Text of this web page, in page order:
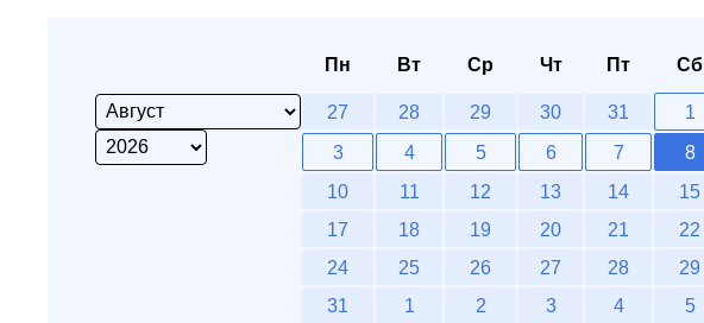
Пн Вт Ср Чт Пт Сб
27 28 29 30 31 1
3
4 5 6 7 8
10
11 12 13 14 15
17
18 19 20 21 22
24
25 26 27 28 29
31
1 2 3 4 5